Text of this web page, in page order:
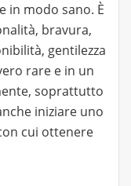
in modo sano. È
bravura,
gentilezza
rare e in un
soprattutto
iniziare uno
cui ottenere